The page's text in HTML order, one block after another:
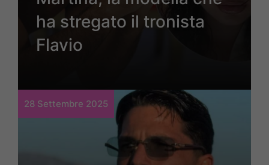
ha stregato il tronista
Flavio
28 Settembre 2025